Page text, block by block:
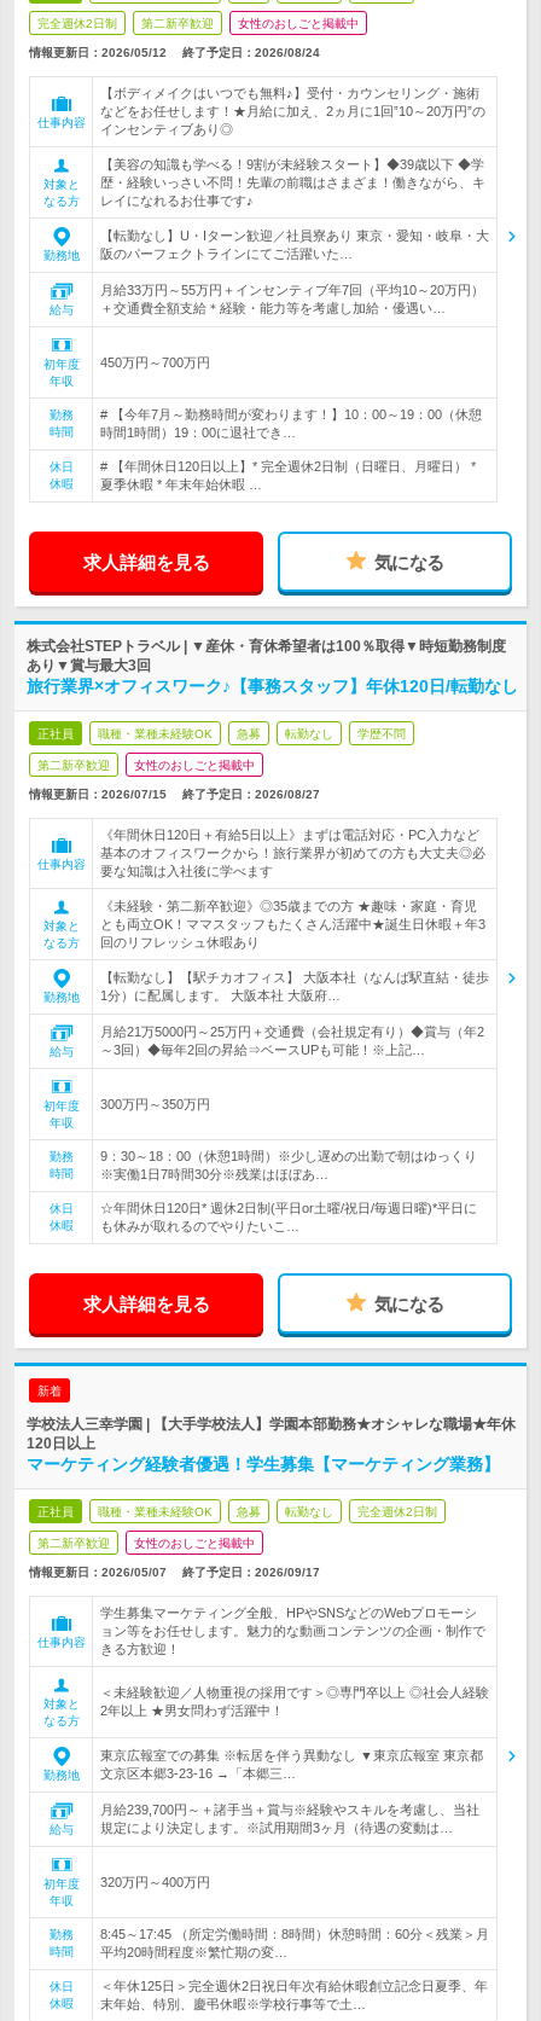
完全週休2日制 第二新卒歓迎 女性のおしごと掲載中
情報更新日：2026/05/12 終了予定日： 2026/08/24
仕事内容
【ボディメイクはいつでも無料♪】受付・カウンセリング・施術
などをお任せします！★月給に加え、2ヵ月に1回”10～20万円”の
インセンティブあり◎
対象と
なる方
【美容の知識も学べる！9割が未経験スタート】◆39歳以下 ◆学
歴・経験いっさい不問！先輩の前職はさまざま！働きながら、キ
レイになれるお仕事です♪
勤務地
【転勤なし】U・Iターン歓迎／社員寮あり 東京・愛知・岐阜・大
阪のパーフェクトラインにてご活躍いた…
給与
月給33万円～55万円＋インセンティブ年7回（平均10～20万円）
＋交通費全額支給＊経験・能力等を考慮し加給・優遇い…
初年度
年収
450万円～700万円
勤務
時間
# 【今年7月～勤務時間が変わります！】10：00～19：00（休憩
時間1時間）19：00に退社でき…
休日
休暇
# 【年間休日120日以上】* 完全週休2日制（日曜日、月曜日） *
夏季休暇 * 年末年始休暇 …
求人詳細を見る 気になる
株式会社STEPトラベル | ▼産休・育休希望者は100％取得▼時短勤務制度
あり▼賞与最大3回
旅行業界×オフィスワーク♪【事務スタッフ】年休120日/転勤なし
正社員 職種・業種未経験OK 急募 転勤なし 学歴不問
第二新卒歓迎 女性のおしごと掲載中
情報更新日：2026/07/15 終了予定日： 2026/08/27
仕事内容
《年間休日120日＋有給5日以上》まずは電話対応・PC入力など
基本のオフィスワークから！旅行業界が初めての方も大丈夫◎必
要な知識は入社後に学べます
対象と
なる方
《未経験・第二新卒歓迎》◎35歳までの方 ★趣味・家庭・育児
とも両立OK！ママスタッフもたくさん活躍中★誕生日休暇＋年3
回のリフレッシュ休暇あり
勤務地
【転勤なし】【駅チカオフィス】 大阪本社（なんば駅直結・徒歩
1分）に配属します。 大阪本社 大阪府…
給与
月給21万5000円～25万円＋交通費（会社規定有り）◆賞与（年2
～3回）◆毎年2回の昇給⇒ベースUPも可能！※上記…
初年度
年収
300万円～350万円
勤務
時間
9：30～18：00（休憩1時間）※少し遅めの出勤で朝はゆっくり
※実働1日7時間30分※残業はほぼあ…
休日
休暇
☆年間休日120日* 週休2日制(平日or土曜/祝日/毎週日曜)*平日に
も休みが取れるのでやりたいこ…
求人詳細を見る 気になる
新着
学校法人三幸学園 | 【大手学校法人】学園本部勤務★オシャレな職場★年休
120日以上
マーケティング経験者優遇！学生募集【マーケティング業務】
正社員 職種・業種未経験OK 急募 転勤なし 完全週休2日制
第二新卒歓迎 女性のおしごと掲載中
情報更新日：2026/05/07 終了予定日： 2026/09/17
仕事内容
学生募集マーケティング全般、HPやSNSなどのWebプロモーシ
ョン等をお任せします。魅力的な動画コンテンツの企画・制作で
きる方歓迎！
対象と
なる方
＜未経験歓迎／人物重視の採用です＞◎専門卒以上 ◎社会人経験
2年以上 ★男女問わず活躍中！
勤務地
東京広報室での募集 ※転居を伴う異動なし ▼東京広報室 東京都
文京区本郷3-23-16 →「本郷三…
給与
月給239,700円～＋諸手当＋賞与※経験やスキルを考慮し、当社
規定により決定します。※試用期間3ヶ月（待遇の変動は…
初年度
年収
320万円～400万円
勤務
時間
8:45～17:45 （所定労働時間：8時間）休憩時間：60分＜残業＞月
平均20時間程度※繁忙期の変…
休日
休暇
＜年休125日＞完全週休2日祝日年次有給休暇創立記念日夏季、年
末年始、特別、慶弔休暇※学校行事等で土…